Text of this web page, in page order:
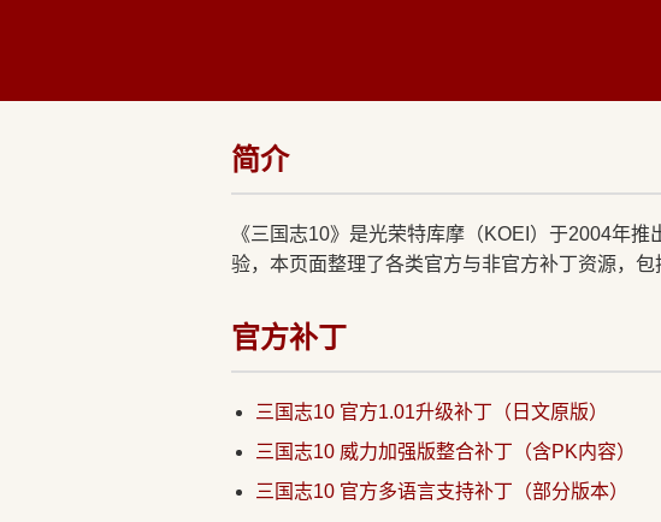
简介
《三国志10》是光荣特库摩（KOEI）于2004年
验，本页面整理了各类官方与非官方补丁资源，
官方补丁
三国志10 官方1.01升级补丁（日文原版）
三国志10 威力加强版整合补丁（含PK内容）
三国志10 官方多语言支持补丁（部分版本）